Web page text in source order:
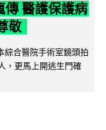
傳 醫護保護病
敬
綜合醫院手術室鏡頭拍
，更馬上開逃生門確